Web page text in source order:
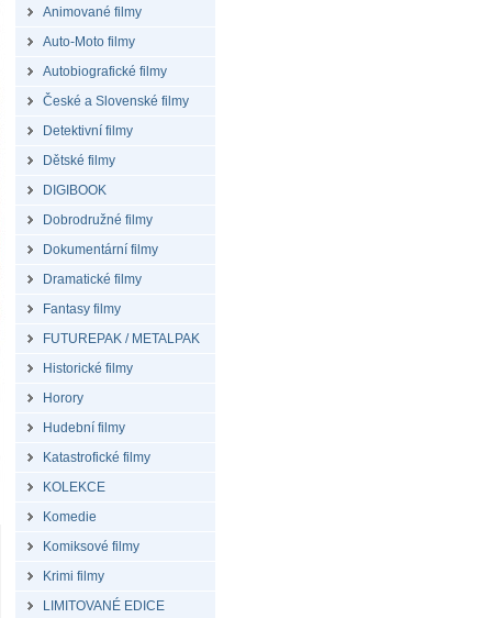
Animované filmy
Auto-Moto filmy
Autobiografické filmy
České a Slovenské filmy
Detektivní filmy
Dětské filmy
DIGIBOOK
Dobrodružné filmy
Dokumentární filmy
Dramatické filmy
Fantasy filmy
FUTUREPAK / METALPAK
Historické filmy
Horory
Hudební filmy
Katastrofické filmy
KOLEKCE
Komedie
Komiksové filmy
Krimi filmy
LIMITOVANÉ EDICE